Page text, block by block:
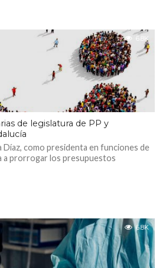
6.8K
de legislatura de PP y
Díaz, como presidenta en funciones de
a prorrogar los presupuestos
6.8K